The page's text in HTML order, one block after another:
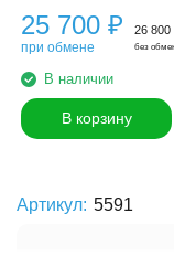
25 700 ₽
при обмене
26 800
без
В наличии
В корзину
Артикул: 5591